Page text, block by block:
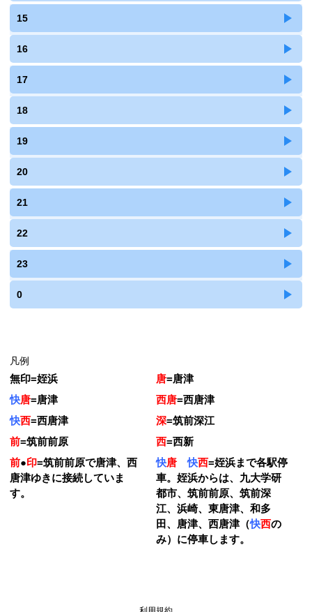
15
16
17
18
19
20
21
22
23
0
凡例
無印=姪浜 唐=唐津
快唐=唐津 西唐=西唐津
快西=西唐津 深=筑前深江
前=筑前前原 西=西新
前●印=筑前前原で唐津、西
唐津ゆきに接続していま
す。
快唐 快西=姪浜まで各駅停
車。姪浜からは、九大学研
都市、筑前前原、筑前深
江、浜崎、東唐津、和多
田、唐津、西唐津（快西の
み）に停車します。